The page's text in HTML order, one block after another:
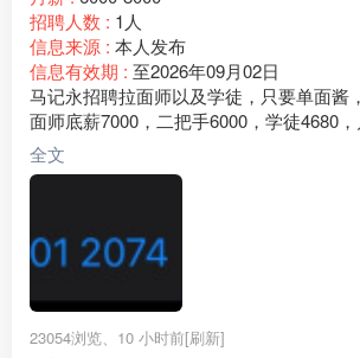
招聘人数 : 1人
信息来源 : 本人发布
信息有效期 : 至2026年09月02日
马记永招聘拉面师以及学徒，只要单面酱
面师底薪7000，二把手6000，学徒4680
作9个小时，工作氛围融洽，包吃住 ，清
是回民地址：北京市朝阳区合生汇商场《
全文
23054浏览、 10 小时前[刷新]